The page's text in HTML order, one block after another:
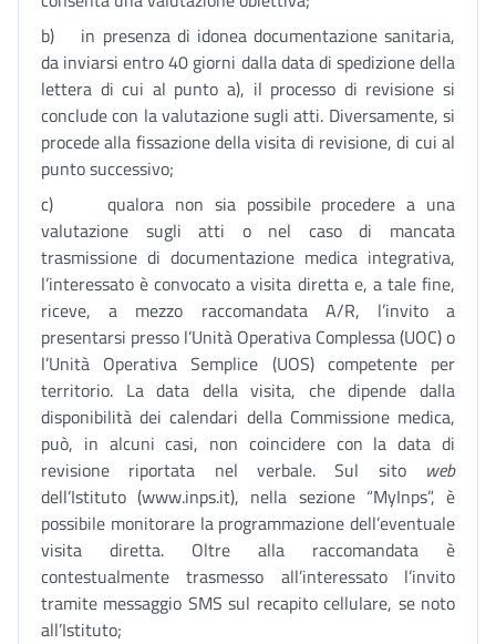
b) in presenza di idonea documentazione sanitaria,
da inviarsi entro 40 giorni dalla data di spedizione della
lettera di cui al punto a), il processo di revisione si
conclude con la valutazione sugli atti. Diversamente, si
procede alla fissazione della visita di revisione, di cui al
punto successivo;
c) qualora non sia possibile procedere a una
valutazione sugli atti o nel caso di mancata
trasmissione di documentazione medica integrativa,
l’interessato è convocato a visita diretta e, a tale fine,
riceve, a mezzo raccomandata A/R, l’invito a
presentarsi presso l’Unità Operativa Complessa (UOC) o
l’Unità Operativa Semplice (UOS) competente per
territorio. La data della visita, che dipende dalla
disponibilità dei calendari della Commissione medica,
può, in alcuni casi, non coincidere con la data di
revisione riportata nel verbale. Sul sito web
dell’Istituto (www.inps.it), nella sezione “MyInps”, è
possibile monitorare la programmazione dell’eventuale
visita diretta. Oltre alla raccomandata è
contestualmente trasmesso all’interessato l’invito
tramite messaggio SMS sul recapito cellulare, se noto
all’Istituto;